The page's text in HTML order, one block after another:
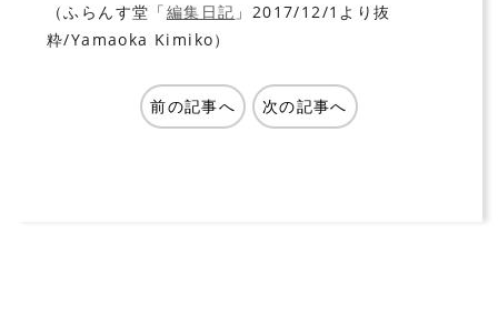
（ふらんす堂「編集日記 」2017/12/1より抜
粋/Yamaoka Kimiko）
前の記事へ 次の記事へ